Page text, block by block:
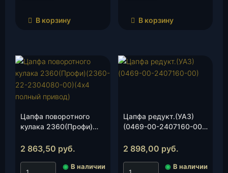
В корзину В корзину
Цапфа поворотного
кулака 2360(Профи)
(4х4 полный привод),
2 863,50 руб.
◉ В наличии
Цапфа редукт.(УАЗ)
(0469-00-2407160-00),
2 898,00 руб.
◉ В наличии